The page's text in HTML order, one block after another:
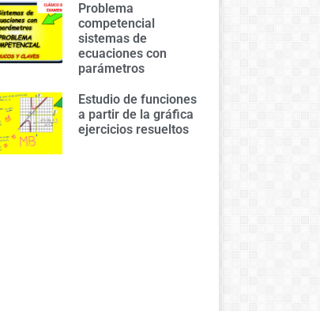
Problema
competencial
sistemas de
ecuaciones con
parámetros
Estudio de funciones
a partir de la gráfica
ejercicios resueltos